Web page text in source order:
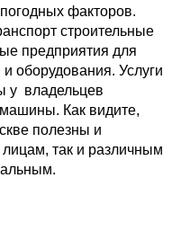
факторов.
строительные
предприятия для
и оборудования. Услуги
у  владельцев
Как видите,
полезны и
так и различным